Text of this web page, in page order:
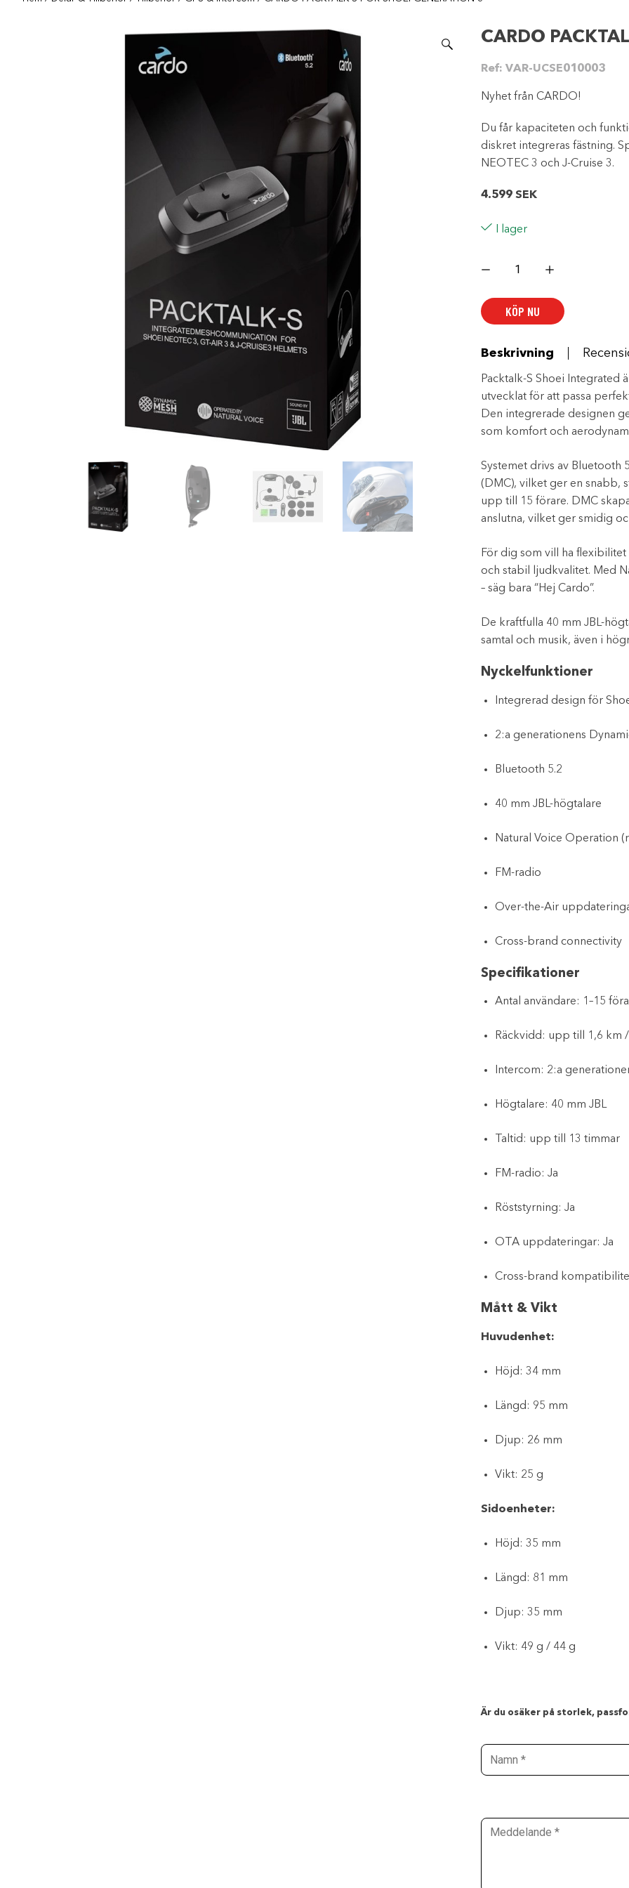
CARDO
Ref: VAR-UCSE010003
Nyhet från CARDO!
Du får kapaciteten och
diskret integreras fästning.
NEOTEC 3 och J-Cruise 3.
4.599 SEK
I lager
PACKTALK-
SHOEI
GENERATION
KÖP NU
Beskrivning
Packtalk-S Shoei Integrated
utvecklat för att passa
Den integrerade designen
som komfort och
Systemet drivs av Bluetooth
(DMC), vilket ger en snabb,
upp till 15 förare. DMC
anslutna, vilket ger smidig
För dig som vill ha
och stabil ljudkvalitet. Med
– säg bara “Hej Cardo”.
De kraftfulla 40 mm JBL-
samtal och musik, även i
Nyckelfunktioner
Integrerad design för
2:a generationens
Bluetooth 5.2
40 mm JBL-högtalare
Natural Voice Operation
FM-radio
Over-the-Air
Cross-brand connectivity
Specifikationer
Antal användare: 1–15
Räckvidd: upp till 1,6 km
Intercom: 2:a
Högtalare: 40 mm JBL
Taltid: upp till 13 timmar
FM-radio: Ja
Röststyrning: Ja
OTA uppdateringar: Ja
Cross-brand
Mått & Vikt
Huvudenhet:
Höjd: 34 mm
Längd: 95 mm
Djup: 26 mm
Vikt: 25 g
Sidoenheter:
Höjd: 35 mm
Längd: 81 mm
Djup: 35 mm
Vikt: 49 g / 44 g
Är du osäker på storlek,